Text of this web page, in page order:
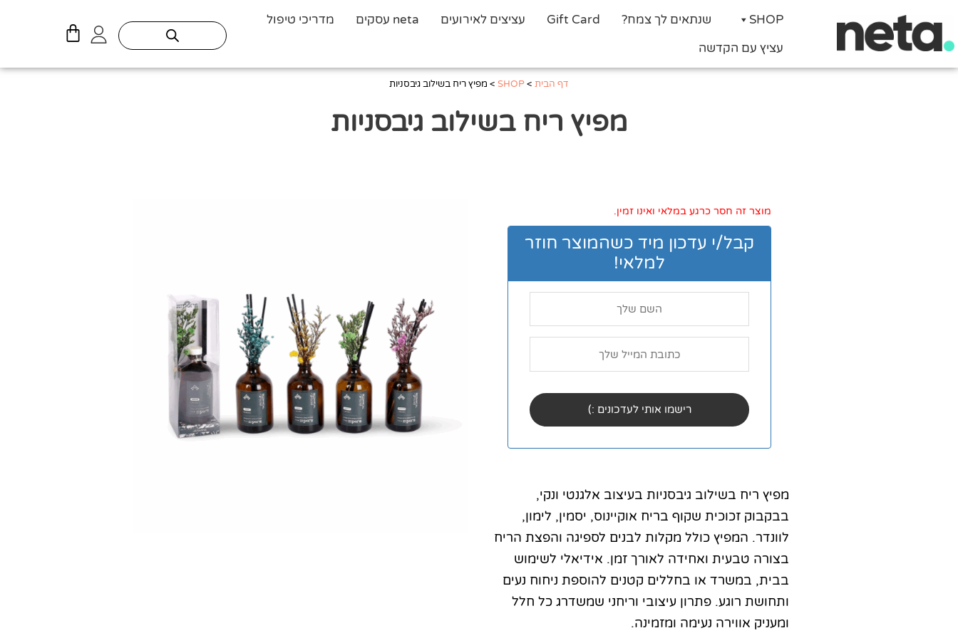
SHOP שנתאים לך צמח? Gift Card עציצים לאירועים neta עסקים
מדריכי טיפול
עציץ עם הקדשה
עגלת
דף הבית >
SHOP
> מפיץ ריח בשילוב גיבסניות
מפיץ ריח בשילוב גיבסניות
מוצר זה חסר כרגע במלאי ואינו זמין.
קבל/י עדכון מיד כשהמוצר חוזר
למלאי!
מפיץ ריח בשילוב גיבסניות בעיצוב אלגנטי ונקי,
בבקבוק זכוכית שקוף בריח אוקיינוס, יסמין, לימון,
לוונדר. המפיץ כולל מקלות לבנים לספיגה והפצת הריח
בצורה טבעית ואחידה לאורך זמן. אידיאלי לשימוש
בבית, במשרד או בחללים קטנים להוספת ניחוח נעים
ותחושת רוגע. פתרון עיצובי וריחני שמשדרג כל חלל
ומעניק אווירה נעימה ומזמינה.